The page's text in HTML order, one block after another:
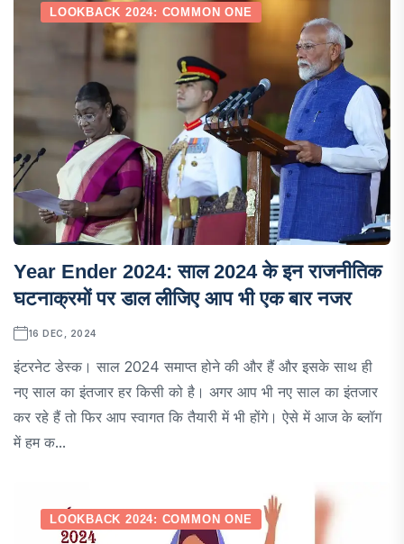
LOOKBACK 2024: COMMON ONE
Year Ender 2024: साल 2024 के इन राजनीतिक
घटनाक्रमों पर डाल लीजिए आप भी एक बार नजर
16 DEC, 2024
इंटरनेट डेस्क। साल 2024 समाप्त होने की और हैं और इसके साथ ही
नए साल का इंतजार हर किसी को है। अगर आप भी नए साल का इंतजार
कर रहे हैं तो फिर आप स्वागत कि तैयारी में भी होंगे। ऐसे में आज के ब्लॉग
में हम क...
LOOKBACK 2024: COMMON ONE